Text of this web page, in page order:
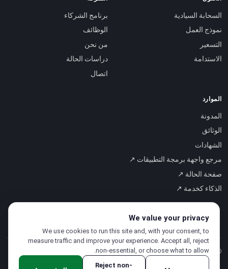
السحابة السيادية
نموذج العمل
التسعير
الاستدامة
برنامج الشركاء
الوظائف
من نحن
دراسات الحالة
اتصال
الموارد
المدونة
الوثائق
الشهادات
مرجع واجهة برمجة التطبيقات ↗
صفحة الحالة ↗
الذكاء كخدمة ↗
© 2026 CloudSigma Holding AG. جميع الحقوق محفوظة
We value your privacy
We use cookies to run this site and, with your consent, to
measure traffic and improve your experience. Accept all, reject
non-essential, or choose what to allow.
Reject non-